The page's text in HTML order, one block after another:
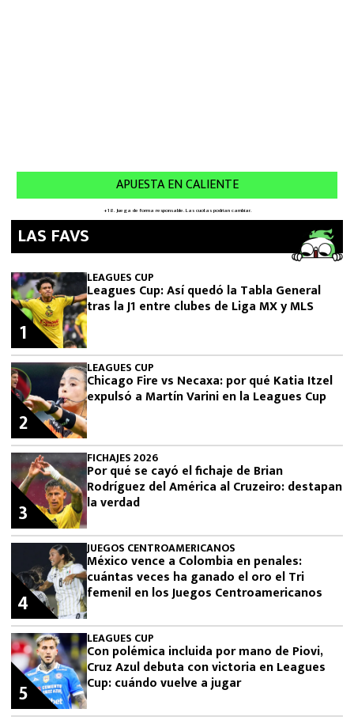
LAS FAVS
LEAGUES CUP
Leagues Cup: Así quedó la Tabla General
tras la J1 entre clubes de Liga MX y MLS
1
LEAGUES CUP
Chicago Fire vs Necaxa: por qué Katia Itzel
expulsó a Martín Varini en la Leagues Cup
2
FICHAJES 2026
Por qué se cayó el fichaje de Brian
Rodríguez del América al Cruzeiro: destapan
la verdad
3
JUEGOS CENTROAMERICANOS
México vence a Colombia en penales:
cuántas veces ha ganado el oro el Tri
femenil en los Juegos Centroamericanos
4
LEAGUES CUP
Con polémica incluida por mano de Piovi,
Cruz Azul debuta con victoria en Leagues
Cup: cuándo vuelve a jugar
5